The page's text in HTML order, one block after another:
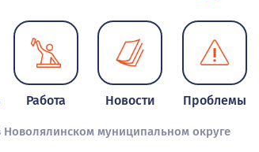
Работа Новости Проблемы
муниципальном округе